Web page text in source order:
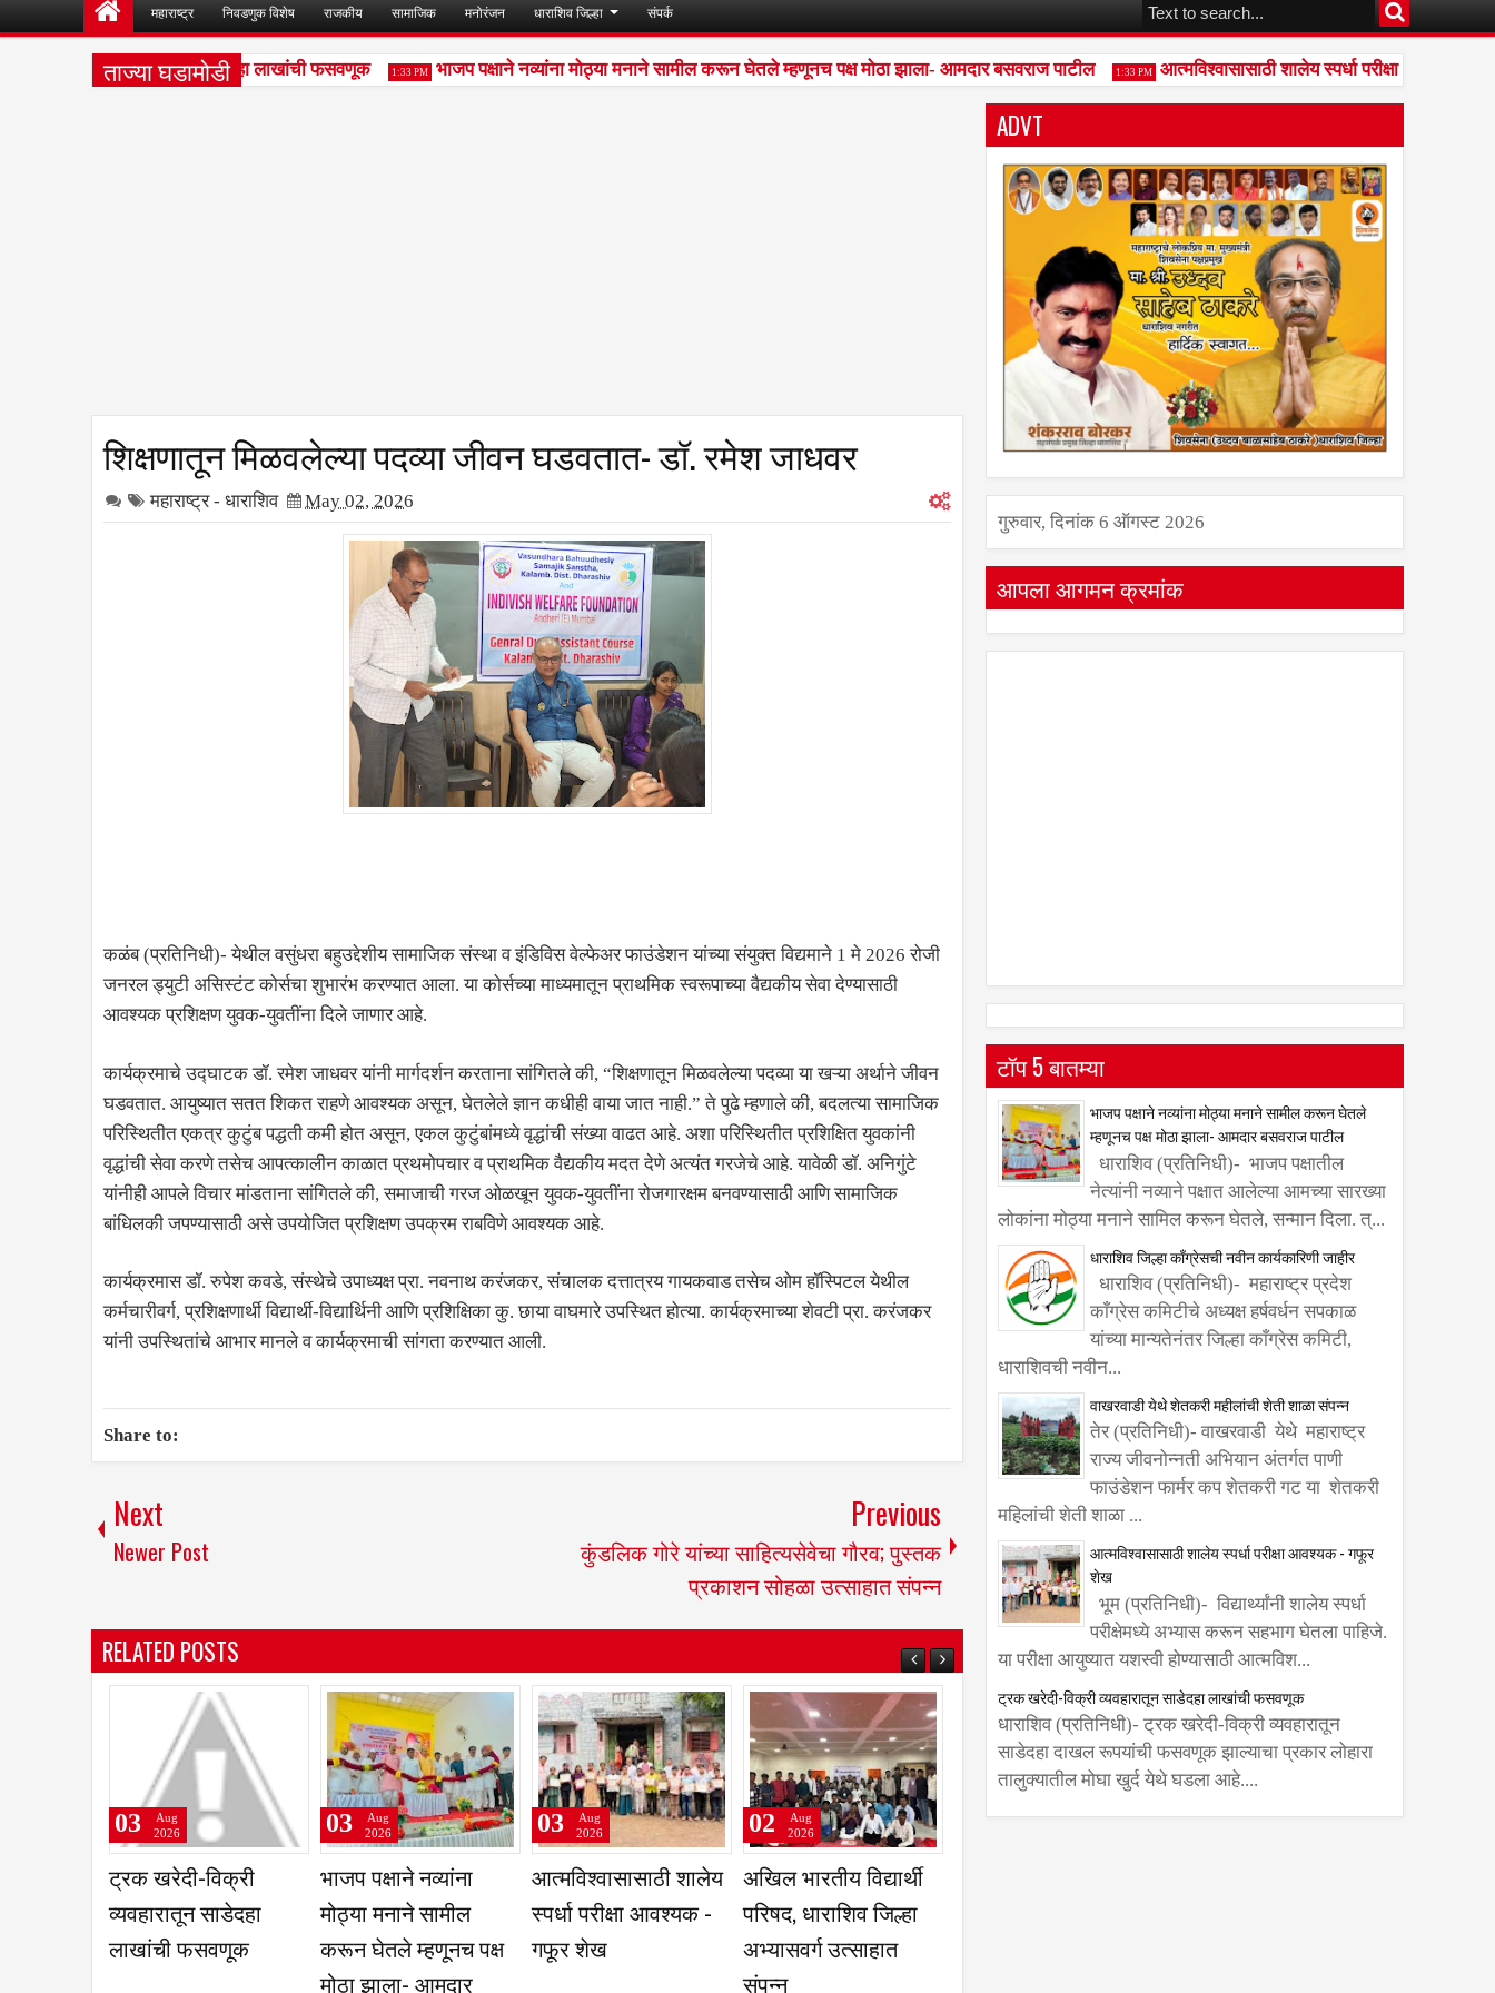
महाराष्ट्र निवडणुक विशेष राजकीय सामाजिक मनोरंजन धाराशिव जिल्हा संपर्क
ताज्या घडामोडी
खरेदी-विक्री व्यवहारातून साडेदहा लाखांची फसवणूक 1:33 PM भाजप पक्षाने नव्यांना मोठ्या मनाने सामील करून घेतले म्हणूनच पक्ष मोठा झाला- आमदार बसवराज पाटील 1:33 PM आत्मविश्वासासाठी शालेय स्पर्धा परीक्षा आवश्यक -
शिक्षणातून मिळवलेल्या पदव्या जीवन घडवतात- डॉ. रमेश जाधवर
महाराष्ट्र - धाराशिव May 02, 2026
कळंब (प्रतिनिधी)- येथील वसुंधरा बहुउद्देशीय सामाजिक संस्था व इंडिविस वेल्फेअर फाउंडेशन यांच्या संयुक्त विद्यमाने 1 मे 2026 रोजी
जनरल ड्युटी असिस्टंट कोर्सचा शुभारंभ करण्यात आला. या कोर्सच्या माध्यमातून प्राथमिक स्वरूपाच्या वैद्यकीय सेवा देण्यासाठी
आवश्यक प्रशिक्षण युवक-युवतींना दिले जाणार आहे.
कार्यक्रमाचे उद्घाटक डॉ. रमेश जाधवर यांनी मार्गदर्शन करताना सांगितले की, “शिक्षणातून मिळवलेल्या पदव्या या खऱ्या अर्थाने जीवन
घडवतात. आयुष्यात सतत शिकत राहणे आवश्यक असून, घेतलेले ज्ञान कधीही वाया जात नाही.” ते पुढे म्हणाले की, बदलत्या सामाजिक
परिस्थितीत एकत्र कुटुंब पद्धती कमी होत असून, एकल कुटुंबांमध्ये वृद्धांची संख्या वाढत आहे. अशा परिस्थितीत प्रशिक्षित युवकांनी
वृद्धांची सेवा करणे तसेच आपत्कालीन काळात प्रथमोपचार व प्राथमिक वैद्यकीय मदत देणे अत्यंत गरजेचे आहे. यावेळी डॉ. अनिगुंटे
यांनीही आपले विचार मांडताना सांगितले की, समाजाची गरज ओळखून युवक-युवतींना रोजगारक्षम बनवण्यासाठी आणि सामाजिक
बांधिलकी जपण्यासाठी असे उपयोजित प्रशिक्षण उपक्रम राबविणे आवश्यक आहे.
कार्यक्रमास डॉ. रुपेश कवडे, संस्थेचे उपाध्यक्ष प्रा. नवनाथ करंजकर, संचालक दत्तात्रय गायकवाड तसेच ओम हॉस्पिटल येथील
कर्मचारीवर्ग, प्रशिक्षणार्थी विद्यार्थी-विद्यार्थिनी आणि प्रशिक्षिका कु. छाया वाघमारे उपस्थित होत्या. कार्यक्रमाच्या शेवटी प्रा. करंजकर
यांनी उपस्थितांचे आभार मानले व कार्यक्रमाची सांगता करण्यात आली.
Share to:
Next
Newer Post
Previous
कुंडलिक गोरे यांच्या साहित्यसेवेचा गौरव; पुस्तक
प्रकाशन सोहळा उत्साहात संपन्न
RELATED POSTS
अखिल भारतीय विद्यार्थी
परिषद, धाराशिव जिल्हा
अभ्यासवर्ग उत्साहात
धाराशिव प्रशालेत
लोकशाहीर अण्णाभाऊ
साठे जयंती, लोकमान्य
टिळक यांची पुण्यतिथी
02
Aug
2026
तेली समाज संघटनेच्या
उमरगा तालुकाध्यक्षपदी
सिद्धेश्वर कलशेट्टी;
संघटन विस्तारावर भर
02
Aug
2026
ट्रक खरेदी-विक्री
व्यवहारातून साडेदहा
लाखांची फसवणूक
03
Aug
2026
भाजप पक्षाने नव्यांना
मोठ्या मनाने सामील
करून घेतले म्हणूनच पक्ष
03
Aug
2026
ADVT
गुरुवार, दिनांक 6 ऑगस्ट 2026
आपला आगमन क्रमांक
टॉप 5 बातम्या
भाजप पक्षाने नव्यांना मोठ्या मनाने सामील करून घेतले
म्हणूनच पक्ष मोठा झाला- आमदार बसवराज पाटील
धाराशिव (प्रतिनिधी)- भाजप पक्षातील
नेत्यांनी नव्याने पक्षात आलेल्या आमच्या सारख्या
लोकांना मोठ्या मनाने सामिल करून घेतले, सन्मान दिला. त्...
धाराशिव जिल्हा काँग्रेसची नवीन कार्यकारिणी जाहीर
धाराशिव (प्रतिनिधी)- महाराष्ट्र प्रदेश
काँग्रेस कमिटीचे अध्यक्ष हर्षवर्धन सपकाळ
यांच्या मान्यतेनंतर जिल्हा काँग्रेस कमिटी,
धाराशिवची नवीन...
वाखरवाडी येथे शेतकरी महीलांची शेती शाळा संपन्न
तेर (प्रतिनिधी)- वाखरवाडी येथे महाराष्ट्र
राज्य जीवनोन्नती अभियान अंतर्गत पाणी
फाउंडेशन फार्मर कप शेतकरी गट या शेतकरी
महिलांची शेती शाळा ...
आत्मविश्वासासाठी शालेय स्पर्धा परीक्षा आवश्यक - गफूर
शेख
भूम (प्रतिनिधी)- विद्यार्थ्यांनी शालेय स्पर्धा
परीक्षेमध्ये अभ्यास करून सहभाग घेतला पाहिजे.
या परीक्षा आयुष्यात यशस्वी होण्यासाठी आत्मविश...
ट्रक खरेदी-विक्री व्यवहारातून साडेदहा लाखांची फसवणूक
धाराशिव (प्रतिनिधी)- ट्रक खरेदी-विक्री व्यवहारातून
साडेदहा दाखल रूपयांची फसवणूक झाल्याचा प्रकार लोहारा
तालुक्यातील मोघा खुर्द येथे घडला आहे....